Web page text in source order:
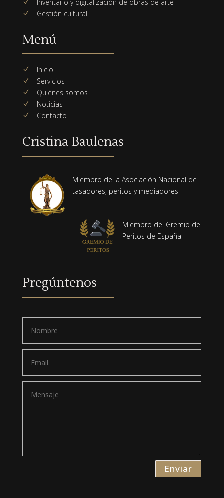
N Gestión cultural
Menú
N Inicio
N Servicios
N Quiénes somos
N Noticias
N Contacto
Cristina Baulenas
Miembro de la Asociación Nacional de
tasadores, peritos y mediadores
Miembro del Gremio de
Peritos de España
Pregúntenos
Enviar